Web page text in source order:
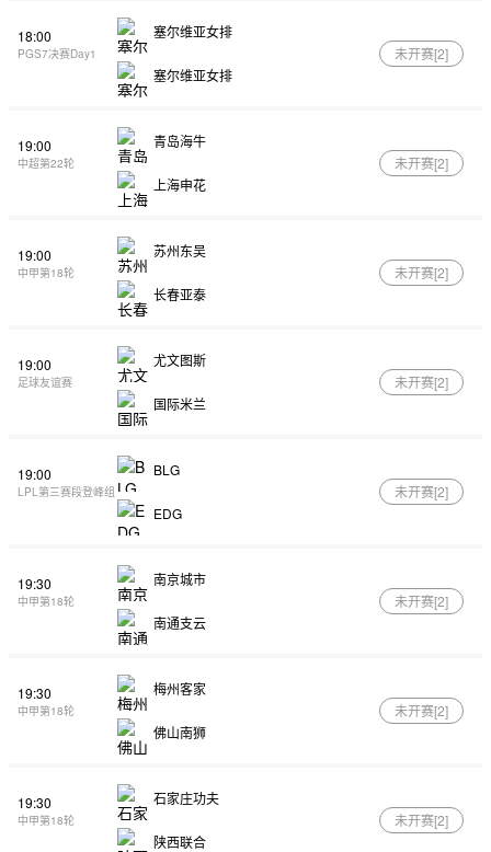
18:00
PGS7决赛Day1
塞尔维亚女排
塞尔维亚女排
未开赛[2]
19:00
中超第22轮
青岛海牛
上海申花
未开赛[2]
19:00
中甲第18轮
苏州东吴
长春亚泰
未开赛[2]
19:00
足球友谊赛
尤文图斯
国际米兰
未开赛[2]
19:00
LPL第三赛段登峰组
BLG
EDG
未开赛[2]
19:30
中甲第18轮
南京城市
南通支云
未开赛[2]
19:30
中甲第18轮
梅州客家
佛山南狮
未开赛[2]
19:30
中甲第18轮
石家庄功夫
陕西联合
未开赛[2]